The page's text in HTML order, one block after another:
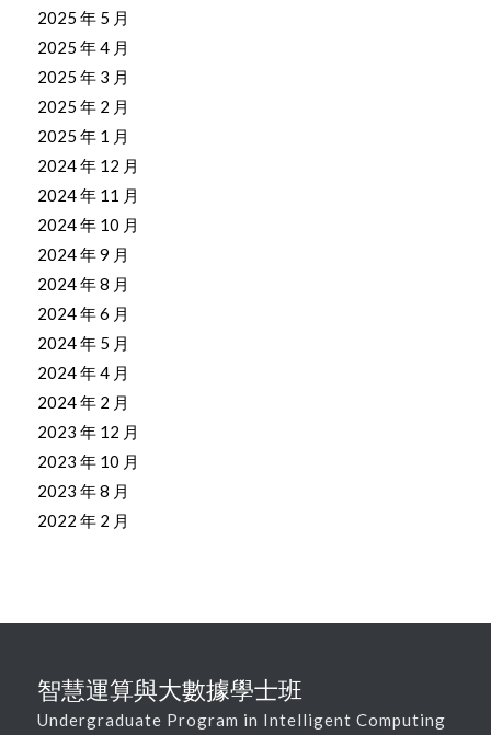
2025 年 5 月
2025 年 4 月
2025 年 3 月
2025 年 2 月
2025 年 1 月
2024 年 12 月
2024 年 11 月
2024 年 10 月
2024 年 9 月
2024 年 8 月
2024 年 6 月
2024 年 5 月
2024 年 4 月
2024 年 2 月
2023 年 12 月
2023 年 10 月
2023 年 8 月
2022 年 2 月
智慧運算與大數據學士班
Undergraduate Program in Intelligent Computing